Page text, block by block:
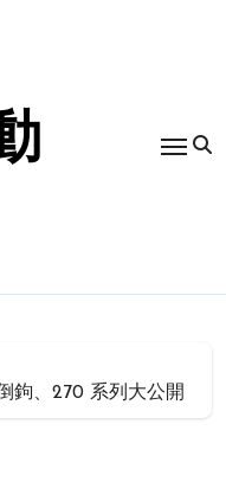
鉤、270 系列大公開